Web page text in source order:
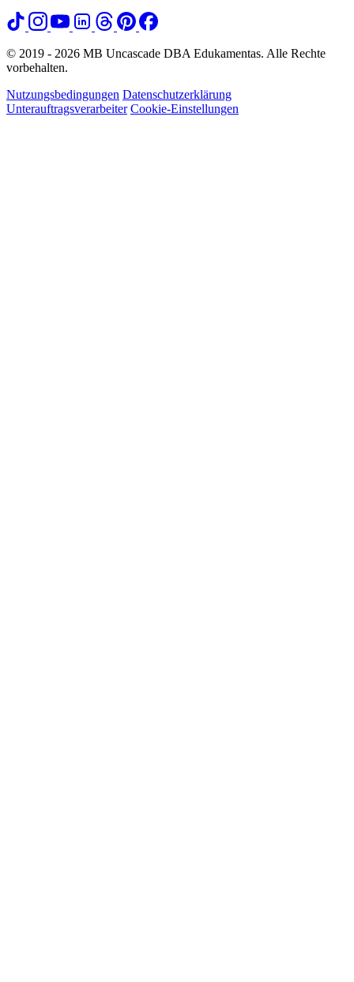
© 2019 - 2026 MB Uncascade DBA Edukamentas. Alle Rechte
vorbehalten.
Nutzungsbedingungen Datenschutzerklärung
Unterauftragsverarbeiter Cookie-Einstellungen